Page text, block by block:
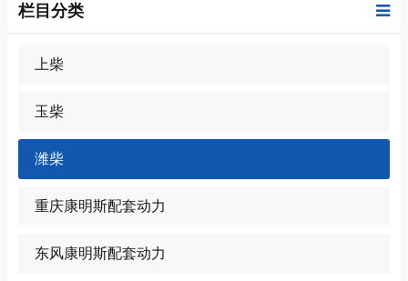
栏目分类
上柴
玉柴
潍柴
重庆康明斯配套动力
东风康明斯配套动力